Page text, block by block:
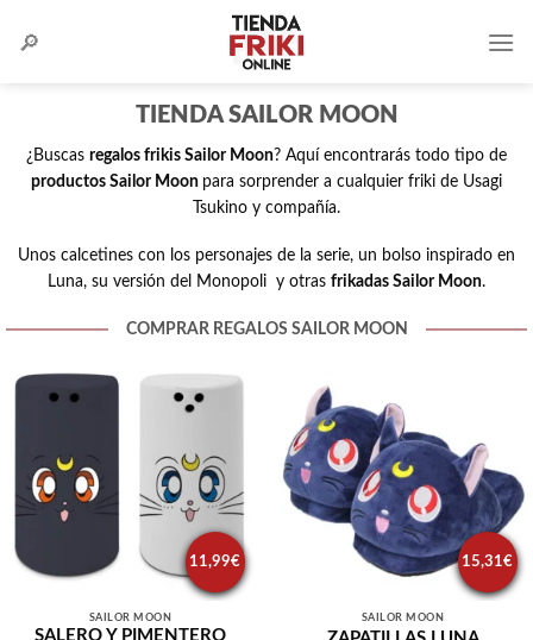
TIENDA SAILOR MOON
¿Buscas regalos frikis Sailor Moon? Aquí encontrarás todo tipo de
productos Sailor Moon para sorprender a cualquier friki de Usagi
Tsukino y compañía.
Unos calcetines con los personajes de la serie, un bolso inspirado en
Luna, su versión del Monopoli y otras frikadas Sailor Moon.
COMPRAR REGALOS SAILOR MOON
11,99€
SAILOR MOON
SALERO Y PIMENTERO
15,31€
SAILOR MOON